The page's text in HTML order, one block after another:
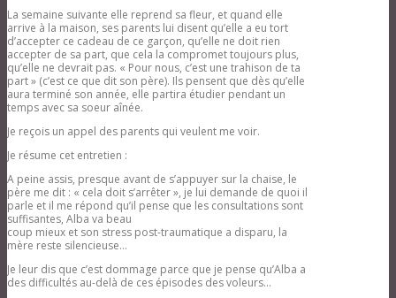
La semaine suivante elle reprend sa fleur, et quand elle
arrive à la maison, ses parents lui disent qu’elle a eu tort
d’accepter ce cadeau de ce garçon, qu’elle ne doit rien
accepter de sa part, que cela la compromet toujours plus,
qu’elle ne devrait pas. « Pour nous, c’est une trahison de ta
part » (c’est ce que dit son père). Ils pensent que dès qu’elle
aura terminé son année, elle partira étudier pendant un
temps avec sa soeur aînée.
Je reçois un appel des parents qui veulent me voir.
Je résume cet entretien :
A peine assis, presque avant de s’appuyer sur la chaise, le
père me dit : « cela doit s’arrêter », je lui demande de quoi il
parle et il me répond qu’il pense que les consultations sont
suffisantes, Alba va beau
coup mieux et son stress post-traumatique a disparu, la
mère reste silencieuse…
Je leur dis que c’est dommage parce que je pense qu’Alba a
des difficultés au-delà de ces épisodes des voleurs…